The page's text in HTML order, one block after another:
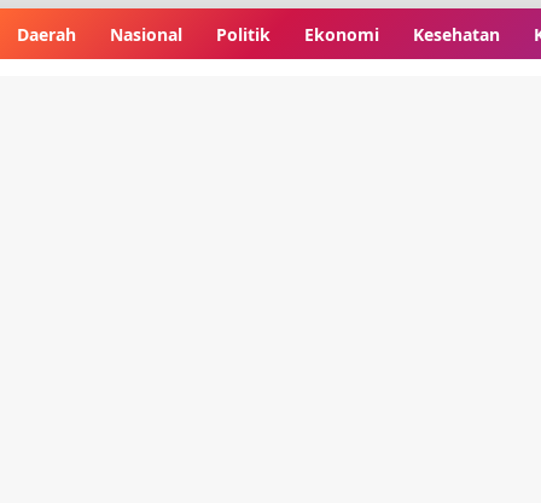
Daerah Nasional Politik Ekonomi Kesehatan